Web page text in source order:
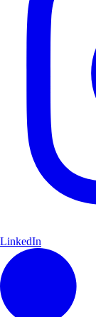
LinkedIn